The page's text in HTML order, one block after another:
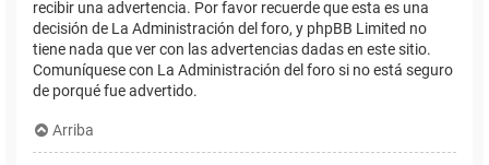
recibir una advertencia. Por favor recuerde que esta es una
decisión de La Administración del foro, y phpBB Limited no
tiene nada que ver con las advertencias dadas en este sitio.
Comuníquese con La Administración del foro si no está seguro
de porqué fue advertido.
Arriba